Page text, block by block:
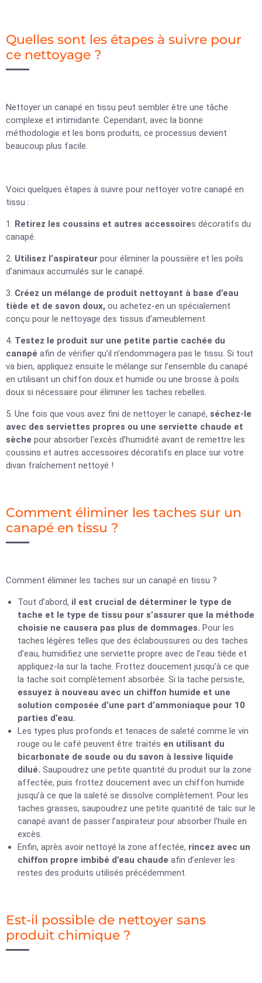
Quelles sont les étapes à suivre pour
ce nettoyage ?
Nettoyer un canapé en tissu peut sembler être une tâche
complexe et intimidante. Cependant, avec la bonne
méthodologie et les bons produits, ce processus devient
beaucoup plus facile.
Voici quelques étapes à suivre pour nettoyer votre canapé en
tissu :
1. Retirez les coussins et autres accessoires décoratifs du
canapé.
2. Utilisez l’aspirateur pour éliminer la poussière et les poils
d’animaux accumulés sur le canapé.
3. Créez un mélange de produit nettoyant à base d’eau
tiède et de savon doux, ou achetez-en un spécialement
conçu pour le nettoyage des tissus d’ameublement.
4. Testez le produit sur une petite partie cachée du
canapé afin de vérifier qu’il n’endommagera pas le tissu. Si tout
va bien, appliquez ensuite le mélange sur l’ensemble du canapé
en utilisant un chiffon doux et humide ou une brosse à poils
doux si nécessaire pour éliminer les taches rebelles.
5. Une fois que vous avez fini de nettoyer le canapé, séchez-le
avec des serviettes propres ou une serviette chaude et
sèche pour absorber l’excès d’humidité avant de remettre les
coussins et autres accessoires décoratifs en place sur votre
divan fraîchement nettoyé !
Comment éliminer les taches sur un
canapé en tissu ?
Comment éliminer les taches sur un canapé en tissu ?
Tout d’abord, il est crucial de déterminer le type de
tache et le type de tissu pour s’assurer que la méthode
choisie ne causera pas plus de dommages. Pour les
taches légères telles que des éclaboussures ou des taches
d’eau, humidifiez une serviette propre avec de l’eau tiède et
appliquez-la sur la tache. Frottez doucement jusqu’à ce que
la tache soit complètement absorbée. Si la tache persiste,
essuyez à nouveau avec un chiffon humide et une
solution composée d’une part d’ammoniaque pour 10
parties d’eau.
Les types plus profonds et tenaces de saleté comme le vin
rouge ou le café peuvent être traités en utilisant du
bicarbonate de soude ou du savon à lessive liquide
dilué. Saupoudrez une petite quantité du produit sur la zone
affectée, puis frottez doucement avec un chiffon humide
jusqu’à ce que la saleté se dissolve complètement. Pour les
taches grasses, saupoudrez une petite quantité de talc sur le
canapé avant de passer l’aspirateur pour absorber l’huile en
excès.
Enfin, après avoir nettoyé la zone affectée, rincez avec un
chiffon propre imbibé d’eau chaude afin d’enlever les
restes des produits utilisés précédemment.
Est-il possible de nettoyer sans
produit chimique ?